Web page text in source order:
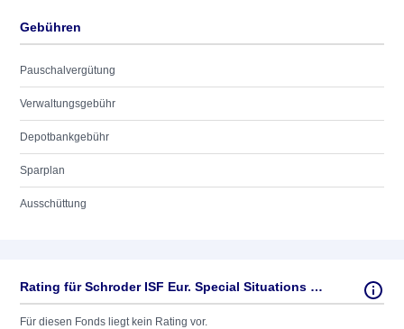
Gebühren
Pauschalvergütung
Verwaltungsgebühr
Depotbankgebühr
Sparplan
Ausschüttung
Rating für Schroder ISF Eur. Special Situations B AC EUR
Für diesen Fonds liegt kein Rating vor.